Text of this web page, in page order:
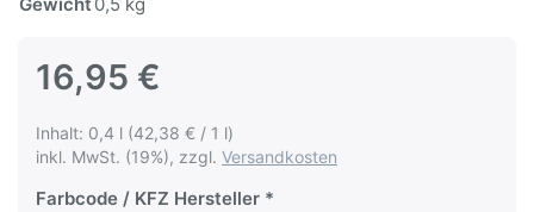
16,95 €
Inhalt: 0,4 l (42,38 € / 1 l)
inkl. MwSt. (19%), zzgl. Versandkosten
Farbcode / KFZ Hersteller